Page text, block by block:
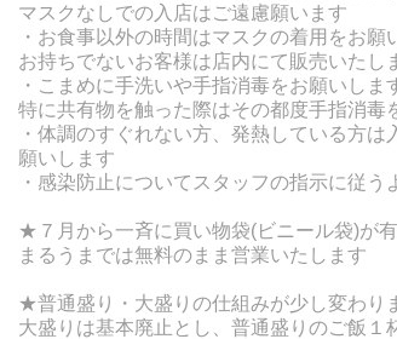
マスクなしでの入店はご遠慮願います
・お食事以外の時間はマスクの着用をお願
お持ちでないお客様は店内にて販売いたし
・こまめに手洗いや手指消毒をお願いしま
特に共有物を触った際はその都度手指消毒
・体調のすぐれない方、発熱している方
願いします
・感染防止についてスタッフの指示に従う
★７月から一斉に買い物袋(ビニール袋)が
まるうまでは無料のまま営業いたします
★普通盛り・大盛りの仕組みが少し変わり
大盛りは基本廃止とし、普通盛りのご飯１